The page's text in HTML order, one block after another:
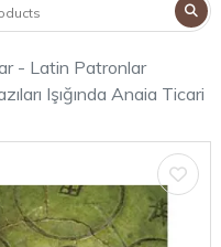
- Latin Patronlar
Işığında Anaia Ticari